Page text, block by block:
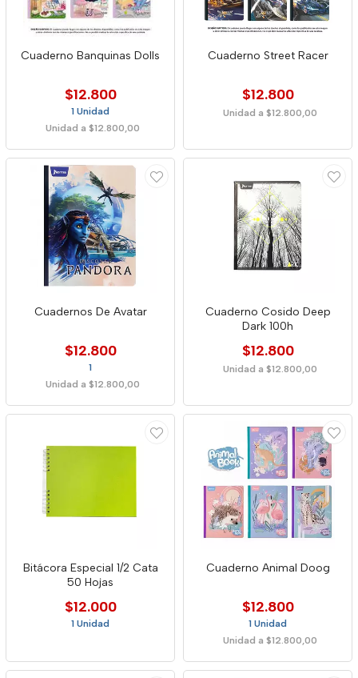
Cuaderno Banquinas Dolls
$12.800
1 Unidad
Unidad a $12.800,00
Cuaderno Street Racer
$12.800
Unidad a $12.800,00
Cuadernos De Avatar
$12.800
1
Unidad a $12.800,00
Cuaderno Cosido Deep
Dark 100h
$12.800
Unidad a $12.800,00
Bitácora Especial 1/2 Cata
50 Hojas
$12.000
1 Unidad
Cuaderno Animal Doog
$12.800
1 Unidad
Unidad a $12.800,00